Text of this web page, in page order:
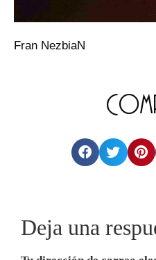
Fran NezbiaN
Deja una